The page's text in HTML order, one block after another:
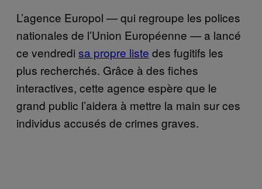
L’agence Europol — qui regroupe les polices
nationales de l’Union Européenne — a lancé
ce vendredi sa propre liste des fugitifs les
plus recherchés. Grâce à des fiches
interactives, cette agence espère que le
grand public l’aidera à mettre la main sur ces
individus accusés de crimes graves.